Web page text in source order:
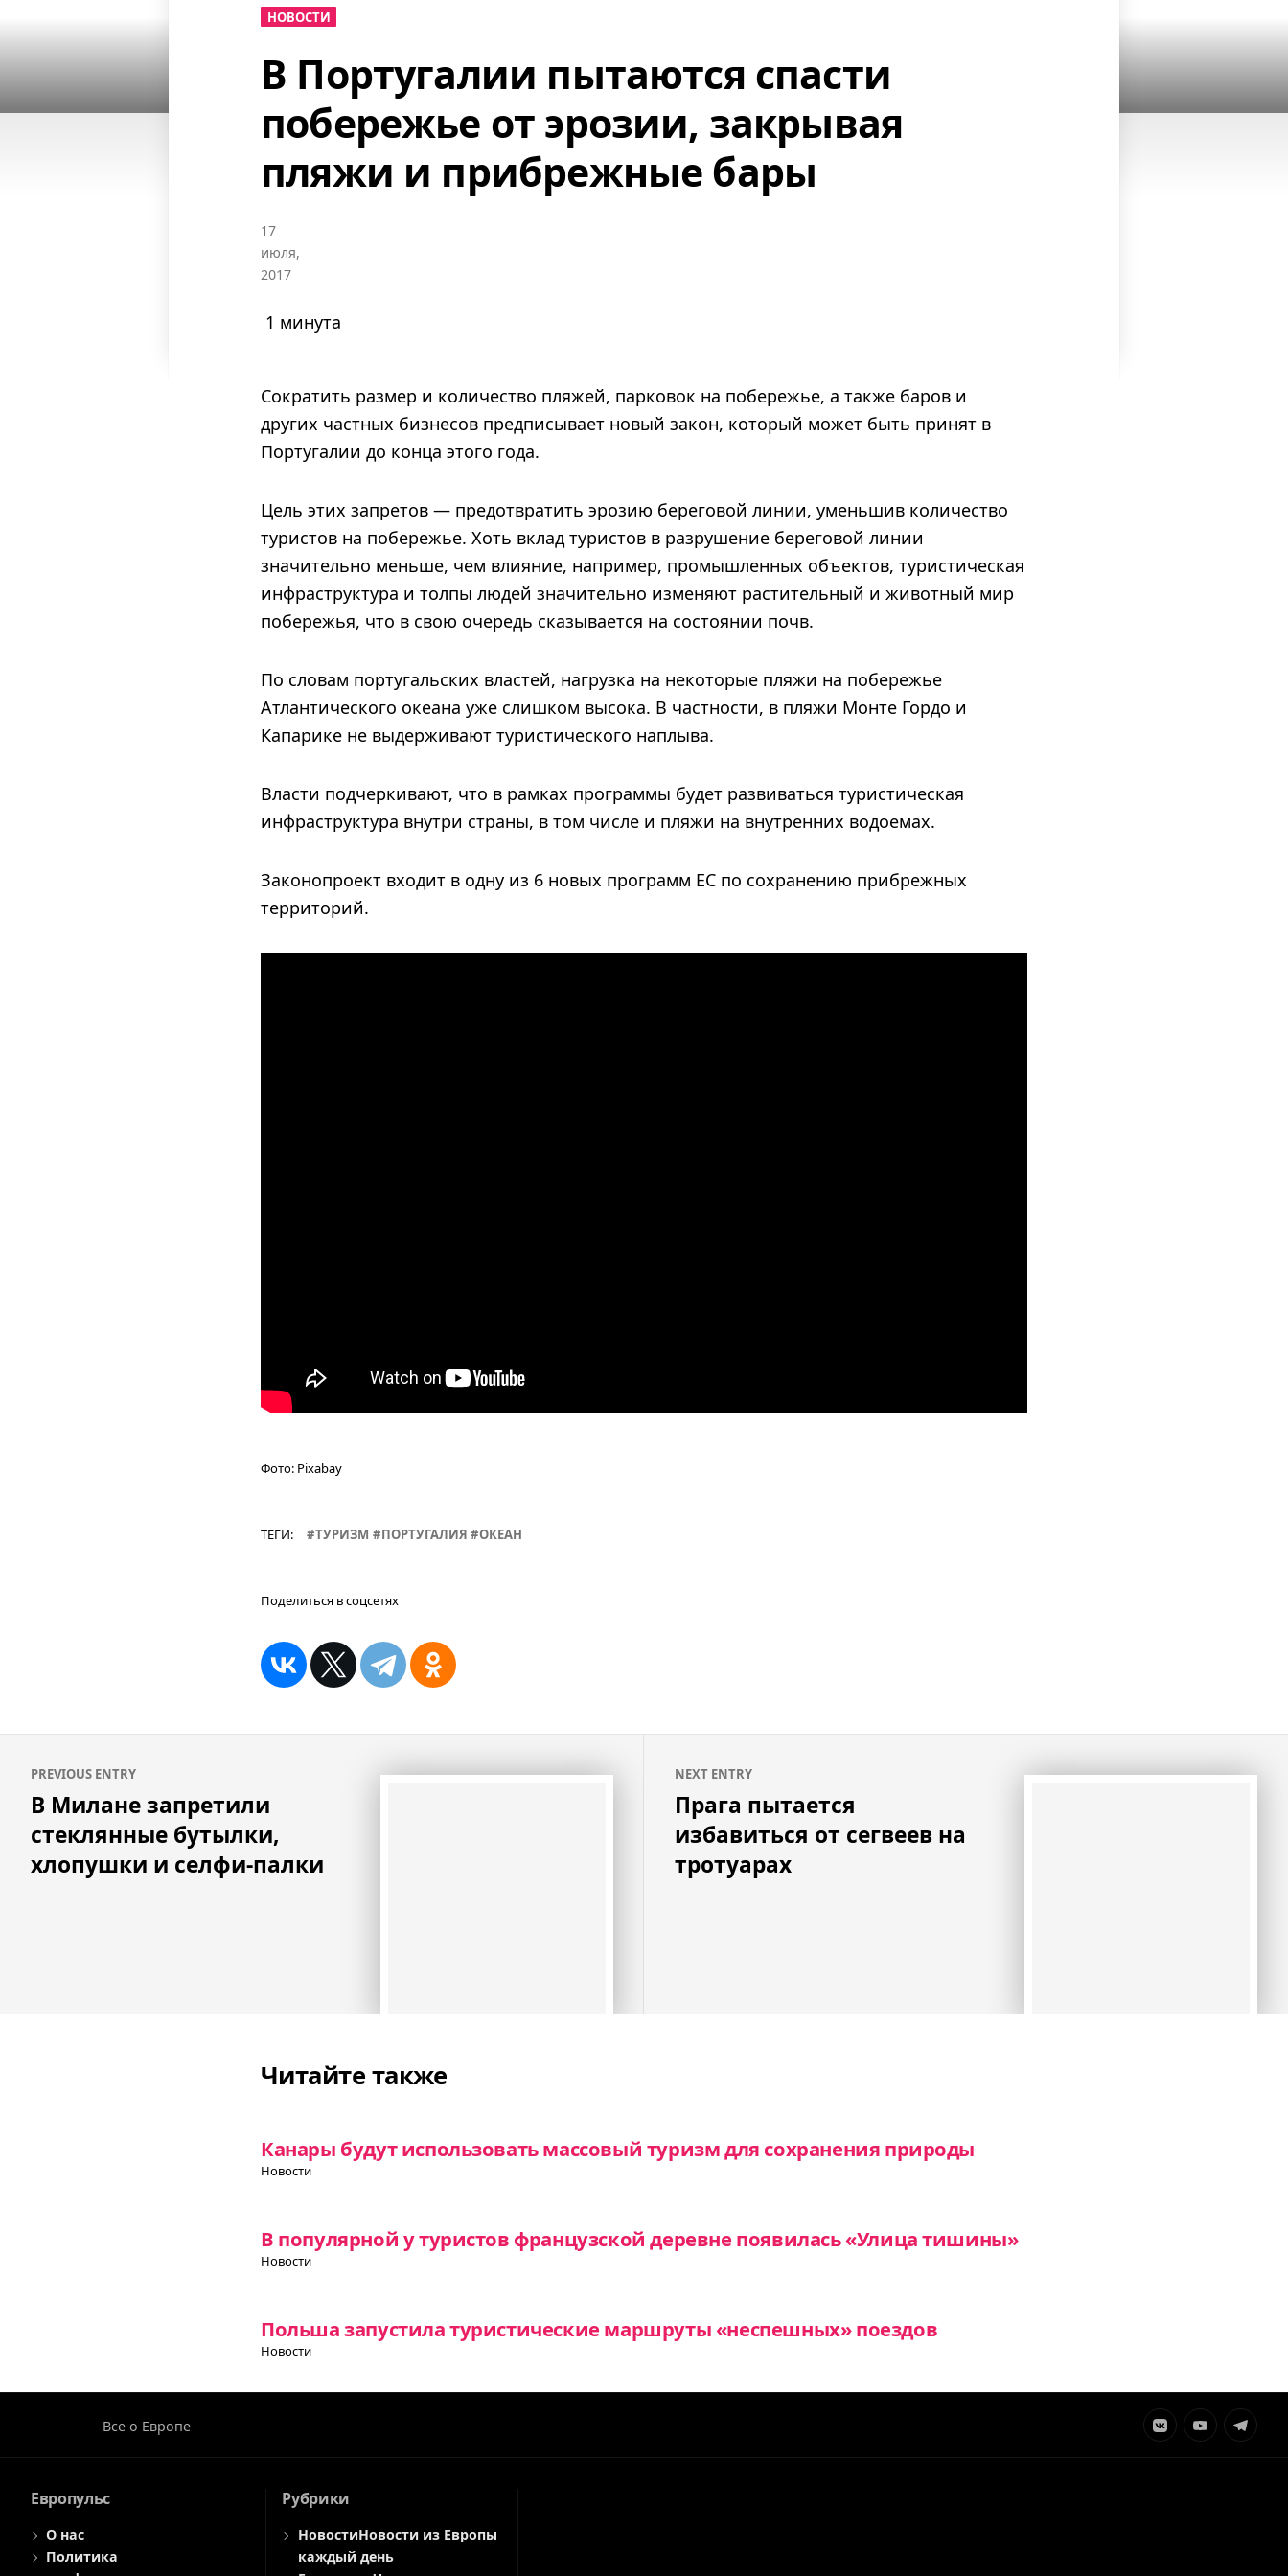
НОВОСТИ
В Португалии пытаются спасти
побережье от эрозии, закрывая
пляжи и прибрежные бары
17
июля,
2017
1 минута
Сократить размер и количество пляжей, парковок на побережье, а также баров и
других частных бизнесов предписывает новый закон, который может быть принят в
Португалии до конца этого года.
Цель этих запретов — предотвратить эрозию береговой линии, уменьшив количество
туристов на побережье. Хоть вклад туристов в разрушение береговой линии
значительно меньше, чем влияние, например, промышленных объектов, туристическая
инфраструктура и толпы людей значительно изменяют растительный и животный мир
побережья, что в свою очередь сказывается на состоянии почв.
По словам португальских властей, нагрузка на некоторые пляжи на побережье
Атлантического океана уже слишком высока. В частности, в пляжи Монте Гордо и
Капарике не выдерживают туристического наплыва.
Власти подчеркивают, что в рамках программы будет развиваться туристическая
инфраструктура внутри страны, в том числе и пляжи на внутренних водоемах.
Законопроект входит в одну из 6 новых программ ЕС по сохранению прибрежных
территорий.
Фото: Pixabay
ТЕГИ: ТУРИЗМ ПОРТУГАЛИЯ ОКЕАН
Поделиться в соцсетях
по
записям
PREVIOUS ENTRY
В Милане запретили
стеклянные бутылки,
хлопушки и селфи-палки
NEXT ENTRY
Прага пытается
избавиться от сегвеев на
тротуарах
Читайте также
Канары будут использовать массовый туризм для сохранения природы
Новости
В популярной у туристов французской деревне появилась «Улица тишины»
Новости
Польша запустила туристические маршруты «неспешных» поездов
Новости
Все о Европе
ЭлементЭлементЭлемент
Европульс
О нас
Политика
Рубрики
НовостиНовости из Европы
каждый день